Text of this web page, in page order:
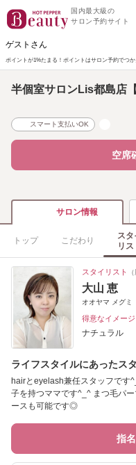
国内最大級の
サロン予約サイト
ゲストさん
ポイントが1%たまる！ ポイントはサロン予約でつか
半個室サロンLis都島店【
スマート支払いOK
空席
サロン情報
トップ こだわり
スタ
リス
スタイリスト
大山 恵
オオヤマ メグミ
得意なイメージ
ナチュラル
ライフスタイルにあったス
hairとeyelash兼任スタッフです
子を持つママです^_^ まつ毛パ
ースも可能です◎
指